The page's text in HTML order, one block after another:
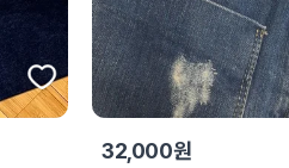
32,000원